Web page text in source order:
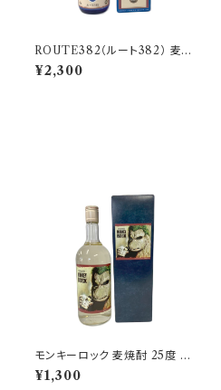
ROUTE382（ルート382） 麦焼
酎 38度 720ml【玄海酒造】 壱
岐限定
¥2,300
モンキーロック 麦焼酎 25度 72
0ml【天の川酒造】
¥1,300